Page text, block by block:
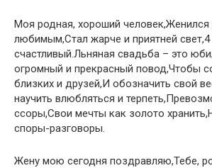
Моя родная, хороший человек,Женился
любимым,Стал жарче и приятней свет,4
счастливый.Льняная свадьба – это
огромный и прекрасный повод,Чтобы
близких и друзей,И обозначить свой
научить влюбляться и
ссоры,Свои мечты как золото
споры-разговоры.
Жену мою сегодня поздравляю,Тебе,